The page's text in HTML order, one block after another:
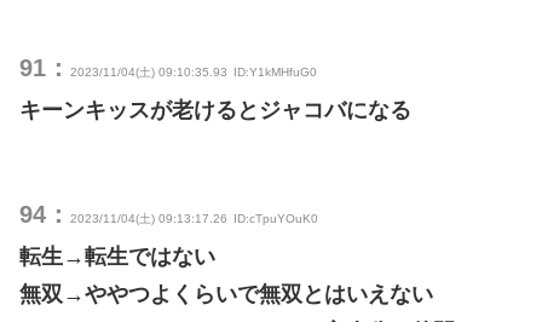
91： 2023/11/04(土) 09:10:35.93 ID:Y1kMHfuG0
キーンキッスが老けるとジャコバになる
94： 2023/11/04(土) 09:13:17.26 ID:cTpuYOuK0
転生→転生ではない
無双→ややつよくらいで無双とはいえない